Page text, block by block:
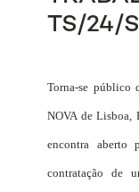
TS/24/
Torna-se público
NOVA de Lisboa,
encontra aberto
contratação de